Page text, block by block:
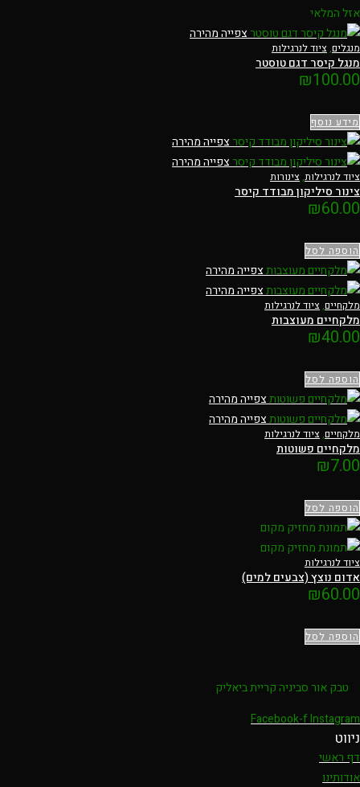
אזל המלאי
צפייה מהירה
מנגלים, ציוד לנרגילות
מנגל קיסר דגם טוסטר
₪100.00
מידע נוסף
צפייה מהירה
צפייה מהירה
ציוד לנרגילות, צינורות
צינור סיליקון מבודד קיסר
₪60.00
הוספה לסל
צפייה מהירה
צפייה מהירה
מלקחיים, ציוד לנרגילות
מלקחיים מעוצבות
₪40.00
הוספה לסל
צפייה מהירה
צפייה מהירה
מלקחיים, ציוד לנרגילות
מלקחיים פשוטות
₪7.00
הוספה לסל
ציוד לנרגילות
אדום נוצץ (צבעים למים)
₪60.00
הוספה לסל
טבק אור סביניה קריית ביאליק
Facebook-fInstagram
ניווט
דף ראשי
אודותינו